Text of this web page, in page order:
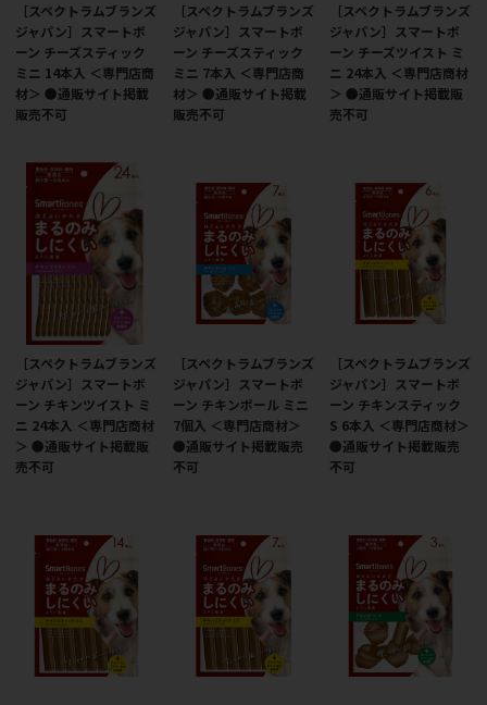
［スペクトラムブランズ
ジャパン］スマートボ
ーン チーズスティック
ミニ 14本入 ＜専門店商
材＞ ●通販サイト掲載
販売不可
［スペクトラムブランズ
ジャパン］スマートボ
ーン チーズスティック
ミニ 7本入 ＜専門店商
材＞ ●通販サイト掲載
販売不可
［スペクトラムブランズ
ジャパン］スマートボ
ーン チーズツイスト ミ
ニ 24本入 ＜専門店商材
＞ ●通販サイト掲載販
売不可
［スペクトラムブランズ
ジャパン］スマートボ
ーン チキンツイスト ミ
ニ 24本入 ＜専門店商材
＞ ●通販サイト掲載販
売不可
［スペクトラムブランズ
ジャパン］スマートボ
ーン チキンボール ミニ
7個入 ＜専門店商材＞
●通販サイト掲載販売
不可
［スペクトラムブランズ
ジャパン］スマートボ
ーン チキンスティック
S 6本入 ＜専門店商材＞
●通販サイト掲載販売
不可